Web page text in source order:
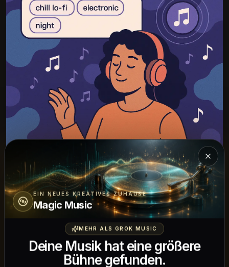
Fadr AI Musik-Macher starten
Beschreiben Sie Ihre Idee und hören Sie, wie
sie zu einem vollständigen Musik-Track
lebendig wird.
EIN NEUES KREATIVES ZUHAUSE
Magic Music
MEHR ALS GROK MUSIC
Deine Musik hat eine größere
Bühne gefunden.